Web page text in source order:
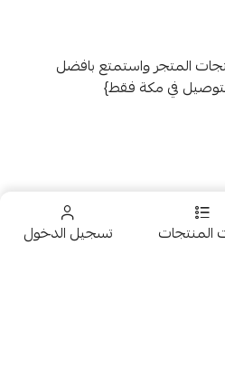
المنتجات تسجيل الدخول
المتجر واستمتع بافضل
في مكة فقط}